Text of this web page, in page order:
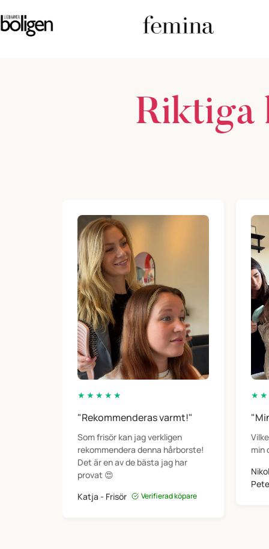
Riktiga
★ ★ ★ ★ ★
"Rekommenderas varmt!"
Som frisör kan jag verkligen
rekommendera denna hårborste!
Det är en av de bästa jag har
provat 😍
Katja - Frisör
Verifierad köpare
★ ★
min